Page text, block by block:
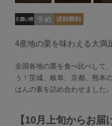
4産地の栗を味わえる大満
全国各地の栗を食べ比べして
う！茨城、岐阜、京都、熊本
はんの素を詰め合わせました
【10月上旬からお